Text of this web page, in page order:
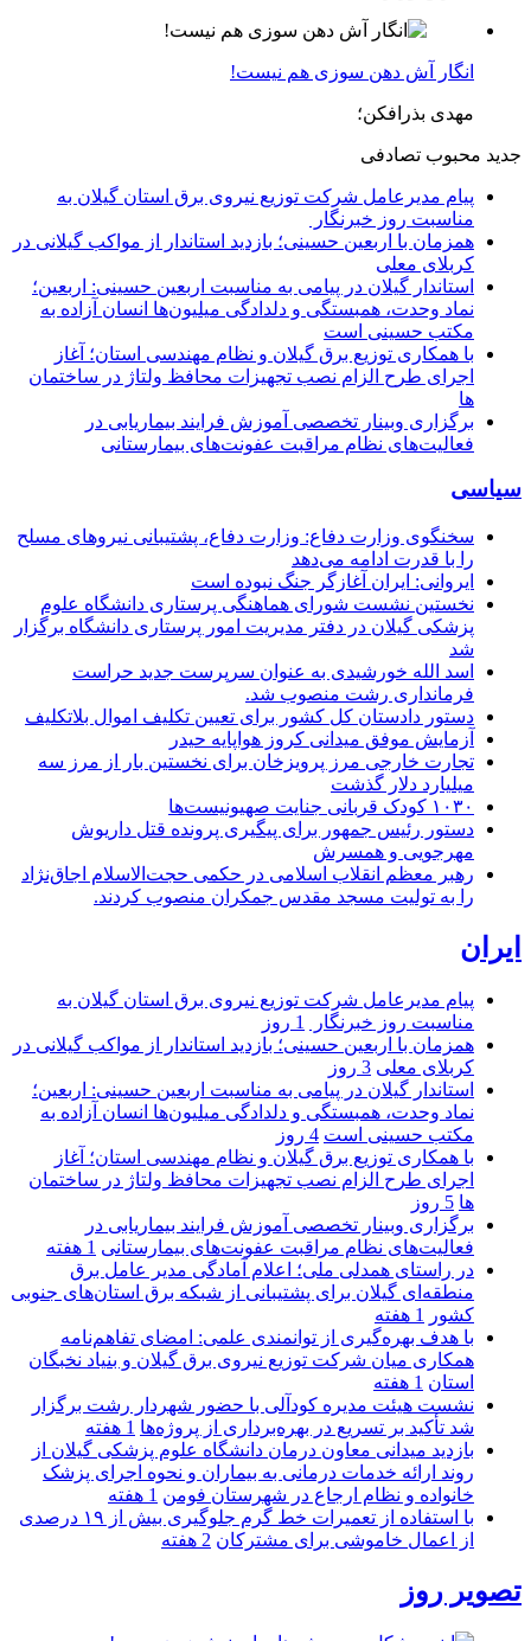
انگار آش دهن سوزی هم نیست!
مهدی بذرافکن؛
جدید محبوب تصادفی
پیام مدیرعامل شركت توزیع نیروی برق استان گیلان به
مناسبت روز خبرنگار ‌
همزمان با اربعین حسینی؛ بازدید استاندار از مواکب گیلانی در
کربلای معلی
استاندار گیلان در پیامی به مناسبت اربعین حسینی: اربعین؛
نماد وحدت، همبستگی و دلدادگی میلیون‌ها انسان آزاده به
مکتب حسینی است
با همکاری توزیع برق گیلان و نظام مهندسی استان؛ آغاز
اجرای طرح الزام نصب تجهیزات محافظ ولتاژ در ساختمان
ها
برگزاری وبینار تخصصی آموزش فرایند بیماریابی در
فعالیت‌های نظام مراقبت عفونت‌های بیمارستانی
سیاسی
سخنگوی وزارت دفاع: وزارت دفاع، پشتیبانی نیرو‌های مسلح
را با قدرت ادامه می‌دهد
ایروانی: ایران آغازگر جنگ نبوده است
نخستین نشست شورای هماهنگی پرستاری دانشگاه علوم
پزشکی گیلان در دفتر مدیریت امور پرستاری دانشگاه برگزار
شد
اسد الله خورشیدی به عنوان سرپرست جدید حراست
فرمانداری رشت منصوب شد.
دستور دادستان کل کشور برای تعیین تکلیف اموال بلاتکلیف
آزمایش موفق میدانی کروز هواپایه حیدر
تجارت خارجی مرز پرویزخان برای نخستین بار از مرز سه
میلیارد دلار گذشت
۱۰۳۰ کودک قربانی جنایت صهیونیست‌ها
دستور رئیس جمهور برای پیگیری پرونده قتل داریوش
مهرجویی و همسرش
رهبر معظم انقلاب اسلامی در حکمی حجت‌الاسلام اجاق‌نژاد
را به تولیت مسجد مقدس جمکران منصوب کردند.
ایران
پیام مدیرعامل شركت توزیع نیروی برق استان گیلان به
مناسبت روز خبرنگار ‌
1 روز
همزمان با اربعین حسینی؛ بازدید استاندار از مواکب گیلانی در
کربلای معلی 3 روز
استاندار گیلان در پیامی به مناسبت اربعین حسینی: اربعین؛
نماد وحدت، همبستگی و دلدادگی میلیون‌ها انسان آزاده به
مکتب حسینی است 4 روز
با همکاری توزیع برق گیلان و نظام مهندسی استان؛ آغاز
اجرای طرح الزام نصب تجهیزات محافظ ولتاژ در ساختمان
ها 5 روز
برگزاری وبینار تخصصی آموزش فرایند بیماریابی در
فعالیت‌های نظام مراقبت عفونت‌های بیمارستانی 1 هفته
در راستای همدلی ملی؛ اعلام آمادگی مدیر عامل برق
منطقه‌ای گیلان برای پشتیبانی از شبكه برق استان‌های جنوبی
كشور
1 هفته
با هدف بهره‌گیری از توانمندی علمی: امضای تفاهم‌نامه
همكاری میان شركت توزیع نیروی برق گیلان و بنیاد نخبگان
استان 1 هفته
نشست هیئت مدیره کودآلی با حضور شهردار رشت برگزار
شد تأکید بر تسریع در بهره‌برداری از پروژه‌ها 1 هفته
بازدید میدانی معاون درمان دانشگاه علوم پزشکی گیلان از
روند ارائه خدمات درمانی به بیماران و نحوه اجرای پزشک
خانواده و نظام ارجاع در شهرستان فومن 1 هفته
با استفاده از تعمیرات خط گرم جلوگیری بیش از ۱۹ درصدی
از اعمال خاموشی برای مشتركان 2 هفته
تصویر روز